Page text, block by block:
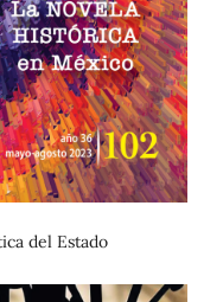
del Estado